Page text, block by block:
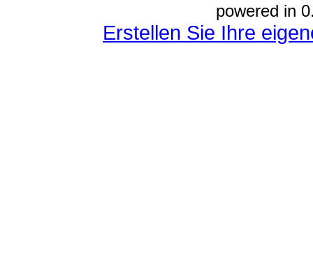
powered in
Erstellen Sie Ihre